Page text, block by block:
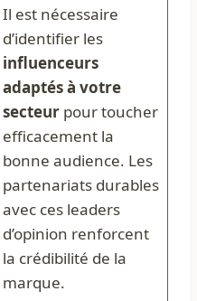
Il est nécessaire
d’identifier les
influenceurs
adaptés à votre
secteurpour toucher
efficacement la
bonne audience. Les
partenariats durables
avec ces leaders
d’opinion renforcent
la crédibilité de la
marque.